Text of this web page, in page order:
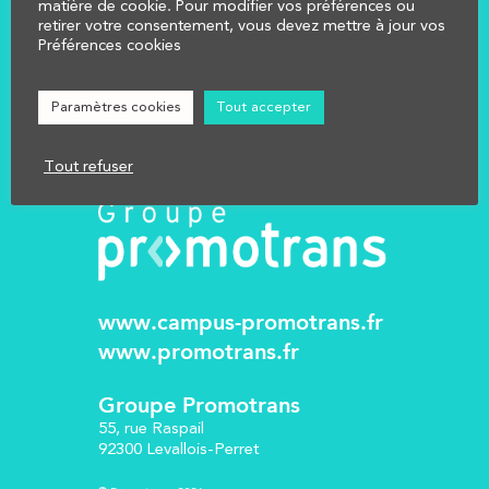
NOUS CONTACTER
Mentions légales
www.campus-promotrans.fr
www.promotrans.fr
Groupe Promotrans
55, rue Raspail
92300 Levallois-Perret
matière de cookie. Pour modifier vos préférences ou
retirer votre consentement, vous devez mettre à jour vos
Préférences cookies
Paramètres cookies Tout accepter
Tout refuser